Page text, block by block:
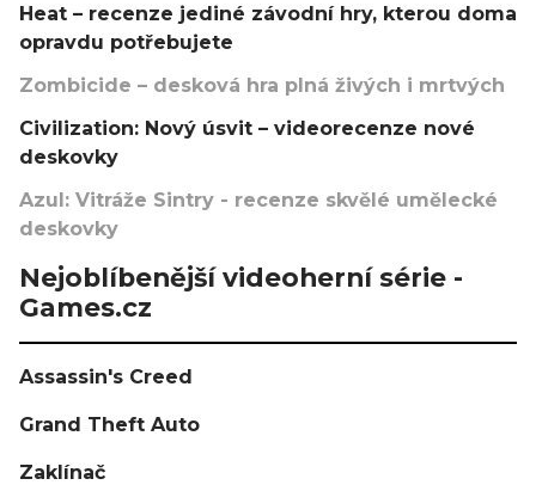
Heat – recenze jediné závodní hry, kterou doma
opravdu potřebujete
Zombicide – desková hra plná živých i mrtvých
Civilization: Nový úsvit – videorecenze nové
deskovky
Azul: Vitráže Sintry - recenze skvělé umělecké
deskovky
Nejoblíbenější videoherní série -
Games.cz
Assassin's Creed
Grand Theft Auto
Zaklínač